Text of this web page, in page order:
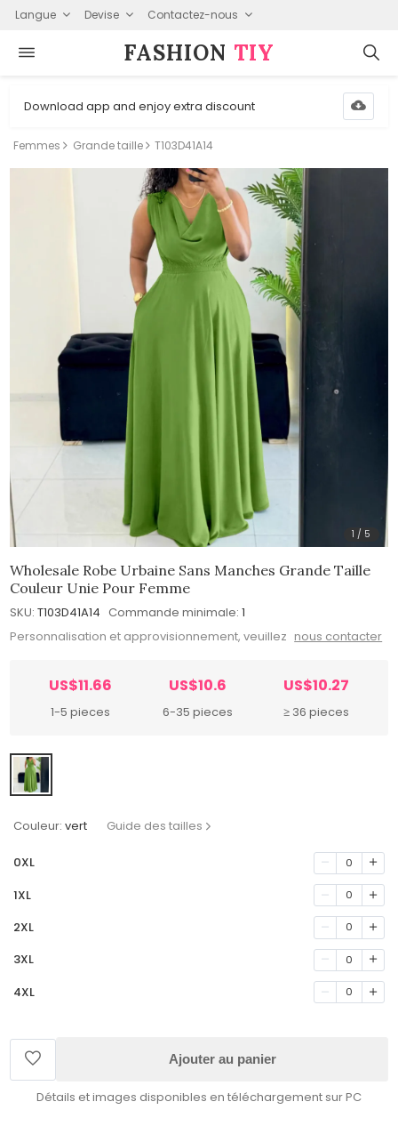
Langue Devise Contactez-nous
FASHION⁠ TIY
Download app and enjoy extra discount
Femmes Grande taille T103D41A14
1 / 5
Wholesale Robe Urbaine Sans Manches Grande Taille
Couleur Unie Pour Femme
SKU: T103D41A14 Commande minimale: 1
Personnalisation et approvisionnement, veuillez nous contacter
US$11.66
1-5 pieces
US$10.6
6-35 pieces
US$10.27
≥ 36 pieces
Couleur: vert Guide des tailles
0XL 0
1XL 0
2XL 0
3XL 0
4XL 0
Ajouter au panier
Détails et images disponibles en téléchargement sur PC